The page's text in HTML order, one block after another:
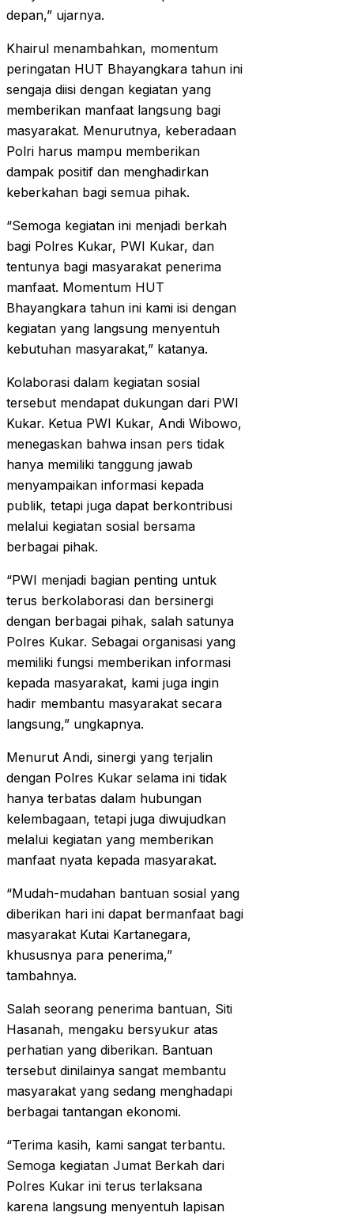
depan,” ujarnya.
Khairul menambahkan, momentum
peringatan HUT Bhayangkara tahun ini
sengaja diisi dengan kegiatan yang
memberikan manfaat langsung bagi
masyarakat. Menurutnya, keberadaan
Polri harus mampu memberikan
dampak positif dan menghadirkan
keberkahan bagi semua pihak.
“Semoga kegiatan ini menjadi berkah
bagi Polres Kukar, PWI Kukar, dan
tentunya bagi masyarakat penerima
manfaat. Momentum HUT
Bhayangkara tahun ini kami isi dengan
kegiatan yang langsung menyentuh
kebutuhan masyarakat,” katanya.
Kolaborasi dalam kegiatan sosial
tersebut mendapat dukungan dari PWI
Kukar. Ketua PWI Kukar, Andi Wibowo,
menegaskan bahwa insan pers tidak
hanya memiliki tanggung jawab
menyampaikan informasi kepada
publik, tetapi juga dapat berkontribusi
melalui kegiatan sosial bersama
berbagai pihak.
“PWI menjadi bagian penting untuk
terus berkolaborasi dan bersinergi
dengan berbagai pihak, salah satunya
Polres Kukar. Sebagai organisasi yang
memiliki fungsi memberikan informasi
kepada masyarakat, kami juga ingin
hadir membantu masyarakat secara
langsung,” ungkapnya.
Menurut Andi, sinergi yang terjalin
dengan Polres Kukar selama ini tidak
hanya terbatas dalam hubungan
kelembagaan, tetapi juga diwujudkan
melalui kegiatan yang memberikan
manfaat nyata kepada masyarakat.
“Mudah-mudahan bantuan sosial yang
diberikan hari ini dapat bermanfaat bagi
masyarakat Kutai Kartanegara,
khususnya para penerima,”
tambahnya.
Salah seorang penerima bantuan, Siti
Hasanah, mengaku bersyukur atas
perhatian yang diberikan. Bantuan
tersebut dinilainya sangat membantu
masyarakat yang sedang menghadapi
berbagai tantangan ekonomi.
“Terima kasih, kami sangat terbantu.
Semoga kegiatan Jumat Berkah dari
Polres Kukar ini terus terlaksana
karena langsung menyentuh lapisan